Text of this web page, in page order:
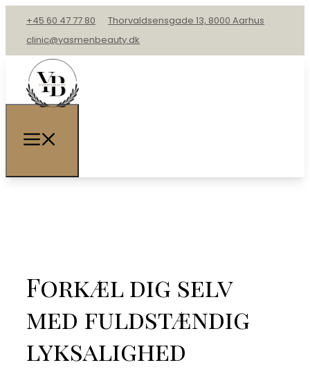
+45 60 47 77 80
Thorvaldsensgade 13, 8000 Aarhus
clinic@yasmenbeauty.dk
Forkæl dig selv
med fuldstændig
lyksalighed